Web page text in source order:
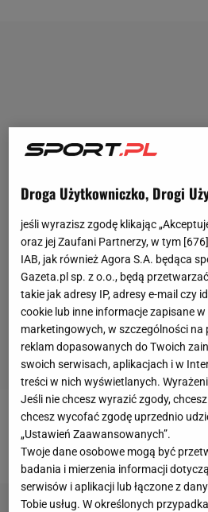
Tak Napoli przegrało sobotni
Juventusem:
Droga Użytkowniczko, Drogi
jeśli wyrazisz zgodę klikając
oraz jej Zaufani Partnerzy, w tym [676
IAB, jak również Agora S.A. będąca
Gazeta.pl sp. z o.o., będą
takie jak adresy IP, adresy e-mail czy
cookie lub inne informacje zapisane
marketingowych, w szczególności
reklam dopasowanych do Twoich
swoich serwisach, aplikacjach i w
treści w nich wyświetlanych.
Jeśli nie chcesz wyrazić zgody,
chcesz wycofać zgodę uprzednio
„Ustawień Zaawansowanych”.
Twoje dane osobowe mogą być
badania i mierzenia informacji
serwisów i aplikacji lub łączone z
Tobie usług. W określonych